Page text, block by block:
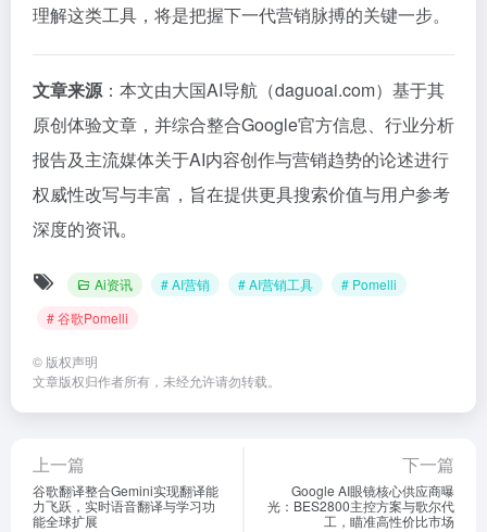
理解这类工具，将是把握下一代营销脉搏的关键一步。
文章来源：本文由大国AI导航（daguoai.com）基于其
原创体验文章，并综合整合Google官方信息、行业分析
报告及主流媒体关于AI内容创作与营销趋势的论述进行
权威性改写与丰富，旨在提供更具搜索价值与用户参考
深度的资讯。
Ai资讯 # AI营销 # AI营销工具
# Pomelli
# 谷歌Pomelli
© 版权声明
文章版权归作者所有，未经允许请勿转载。
上一篇
谷歌翻译整合Gemini实现翻译能
力飞跃，实时语音翻译与学习功
能全球扩展
下一篇
Google AI眼镜核心供应商曝
光：BES2800主控方案与歌尔代
工，瞄准高性价比市场